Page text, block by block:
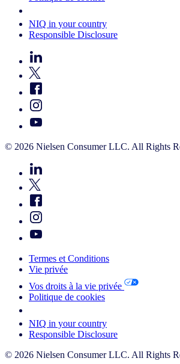
NIQ in your country
Responsible Disclosure
© 2026 Nielsen Consumer LLC. All Rights
Termes et Conditions
Vie privée
Vos droits à la vie privée
Politique de cookies
NIQ in your country
Responsible Disclosure
© 2026 Nielsen Consumer LLC. All Rights